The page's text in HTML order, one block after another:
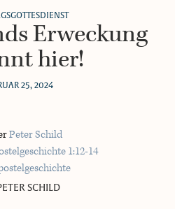
Erweckung
hier!
25, 2024
Peter Schild
1:12-14
SCHILD